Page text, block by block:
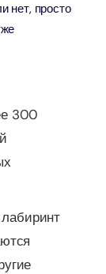
нет, просто
300